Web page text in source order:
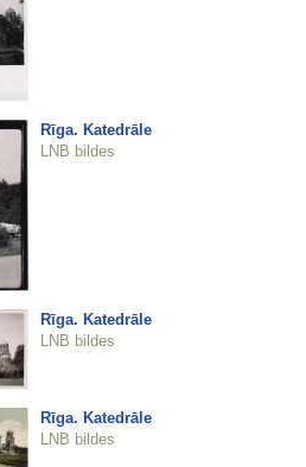
Rīga. Katedrāle
LNB bildes
Rīga. Katedrāle
LNB bildes
Rīga. Katedrāle
LNB bildes